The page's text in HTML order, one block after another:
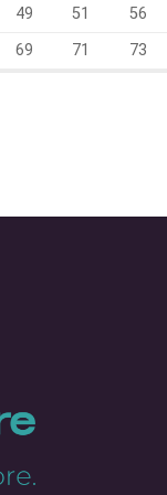
49 51 56
69 71 73